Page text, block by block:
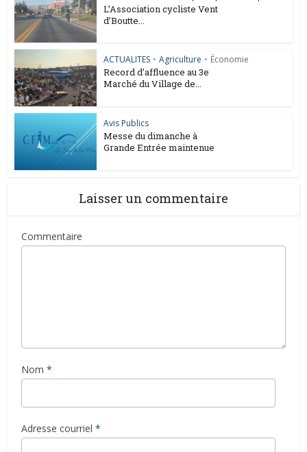
L’Association cycliste Vent
d’Boutte...
ACTUALITES • Agriculture • Économie
Record d’affluence au 3e
Marché du Village de...
Avis Publics
Messe du dimanche à
Grande Entrée maintenue
Laisser un commentaire
Commentaire
Nom *
Adresse courriel *